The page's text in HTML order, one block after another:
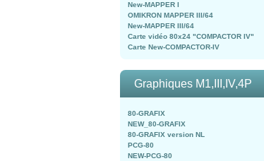
New-MAPPER I
OMIKRON MAPPER III/64
New-MAPPER III/64
Carte vidéo 80x24 "COMPACTOR IV"
Carte New-COMPACTOR-IV
Graphiques M1,III,IV,4P
80-GRAFIX
NEW_80-GRAFIX
80-GRAFIX version NL
PCG-80
NEW-PCG-80